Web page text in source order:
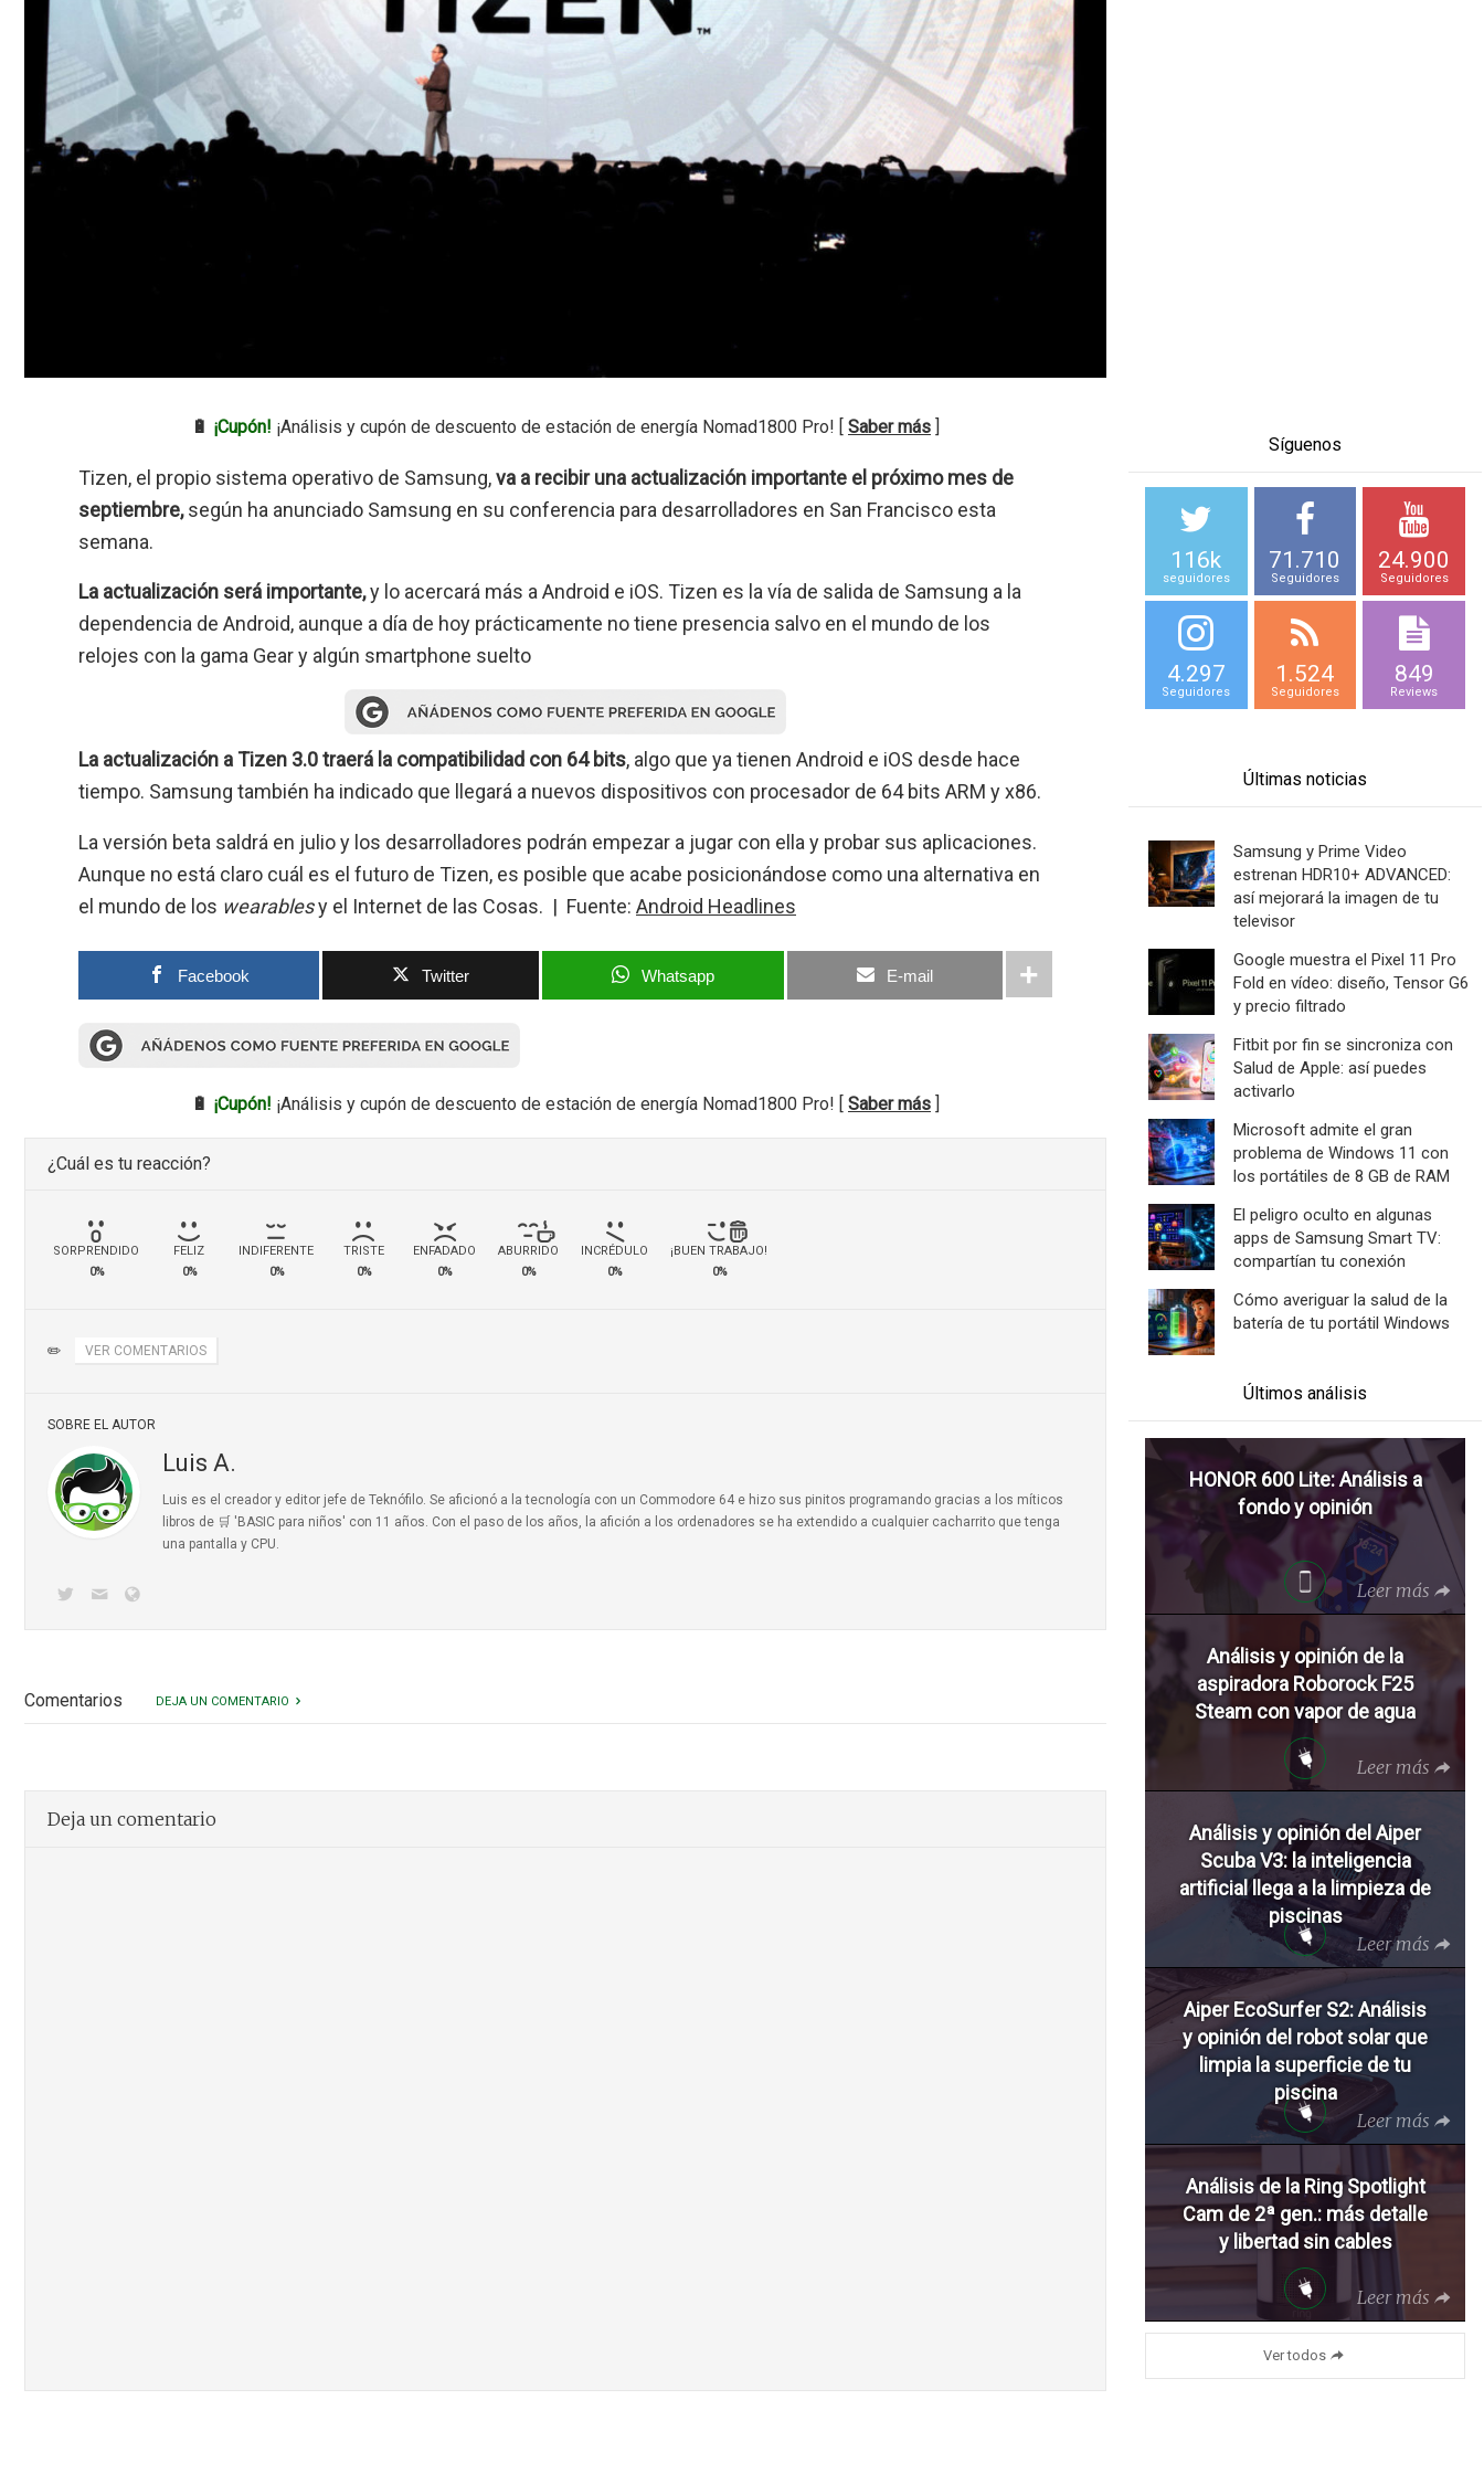
🔋 ¡Cupón! ¡Análisis y cupón de descuento de estación de energía Nomad1800 Pro! [ Saber más
Tizen, el propio sistema operativo de Samsung,va a recibir una actualización importante el próximo mes de
septiembre,según ha anunciado Samsung en su conferencia para desarrolladores en San Francisco esta
semana.
La actualización será importante,y lo acercará más a Android e iOS. Tizen es la vía de salida de Samsung a la
dependencia de Android, aunque a día de hoy prácticamente no tiene presencia salvo en el mundo de los
relojes con la gama Gear y algún smartphone suelto
La actualización a Tizen 3.0 traerá la compatibilidad con 64 bits, algo que ya tienen Android e iOS desde hace
tiempo. Samsung también ha indicado que llegará a nuevos dispositivos con procesador de 64 bits ARM y x86.
La versión beta saldrá en julio y los desarrolladores podrán empezar a jugar con ella y probar sus aplicaciones.
Aunque no está claro cuál es el futuro de Tizen, es posible que acabe posicionándose como una alternativa en
el mundo de los wearablesy el Internet de las Cosas. | Fuente: Android Headlines
Facebook Twitter Whatsapp E-mail
🔋 ¡Cupón! ¡Análisis y cupón de descuento de estación de energía Nomad1800 Pro! [ Saber más ]
¿Cuál es tu reacción?
SORPRENDIDO
0%
FELIZ
0%
INDIFERENTE
0%
TRISTE
0%
ENFADADO
0%
ABURRIDO
0%
INCRÉDULO
0%
¡BUEN TRABAJO!
0%
✏️ VER COMENTARIOS
SOBRE EL AUTOR
Luis A.
Luis es el creador y editor jefe de Teknófilo. Se aficionó a la tecnología con un Commodore 64 e hizo sus pinitos programando gracias a los míticos
libros de 🛒 'BASIC para niños' con 11 años. Con el paso de los años, la afición a los ordenadores se ha extendido a cualquier cacharrito que tenga
una pantalla y CPU.
Comentarios DEJA UN COMENTARIO
Deja un comentario
Síguenos
116k
seguidores
71.710
Seguidores
24.900
Seguidores
4.297
Seguidores
1.524
Seguidores
849
Reviews
Últimas noticias
Samsung y Prime Video
estrenan HDR10+ ADVANCED:
así mejorará la imagen de tu
televisor
Google muestra el Pixel 11 Pro
Fold en vídeo: diseño, Tensor G6
y precio filtrado
Fitbit por fin se sincroniza con
Salud de Apple: así puedes
activarlo
Microsoft admite el gran
problema de Windows 11 con
los portátiles de 8 GB de RAM
El peligro oculto en algunas
apps de Samsung Smart TV:
compartían tu conexión
Cómo averiguar la salud de la
batería de tu portátil Windows
Últimos análisis
HONOR 600 Lite: Análisis a
fondo y opinión
Leer más
Análisis y opinión de la
aspiradora Roborock F25
Steam con vapor de agua
Leer más
Análisis y opinión del Aiper
Scuba V3: la inteligencia
artificial llega a la limpieza de
piscinas
Leer más
Aiper EcoSurfer S2: Análisis
y opinión del robot solar que
limpia la superficie de tu
piscina
Leer más
Análisis de la Ring Spotlight
Cam de 2ª gen.: más detalle
y libertad sin cables
Leer más
Ver todos